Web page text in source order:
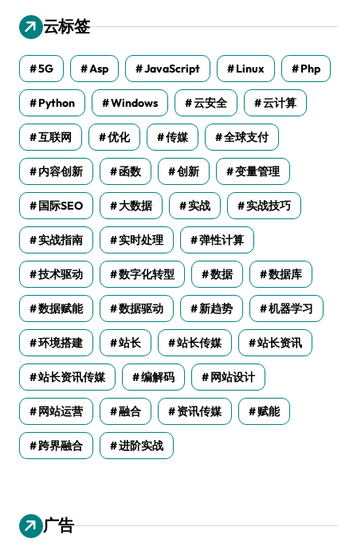
云标签
5G Asp JavaScript Linux Php
Python Windows 云安全 云计算
互联网 优化 传媒 全球支付
内容创新 函数 创新 变量管理
国际SEO 大数据 实战 实战技巧
实战指南 实时处理 弹性计算
技术驱动 数字化转型 数据 数据库
数据赋能 数据驱动 新趋势 机器学习
环境搭建 站长 站长传媒 站长资讯
站长资讯传媒 编解码 网站设计
网站运营 融合 资讯传媒 赋能
跨界融合 进阶实战
广告